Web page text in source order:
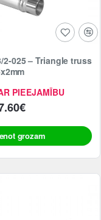
PIEEJAMĪBU
2-025 – Triangle truss
grozam